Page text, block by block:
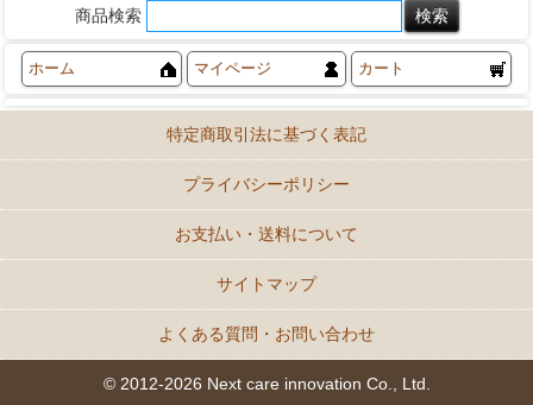
商品検索
ホーム マイページ カート
特定商取引法に基づく表記
プライバシーポリシー
お支払い・送料について
サイトマップ
よくある質問・お問い合わせ
© 2012-2026 Next care innovation Co., Ltd.